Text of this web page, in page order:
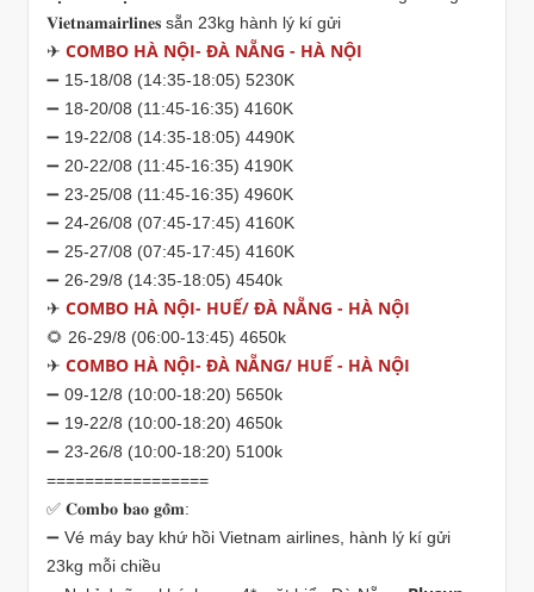
𝐕𝐢𝐞𝐭𝐧𝐚𝐦𝐚𝐢𝐫𝐥𝐢𝐧𝐞𝐬 sẵn 23kg hành lý kí gửi
✈ COMBO HÀ NỘI- ĐÀ NẴNG - HÀ NỘI
➖ 15-18/08 (14:35-18:05) 5230K
➖ 18-20/08 (11:45-16:35) 4160K
➖ 19-22/08 (14:35-18:05) 4490K
➖ 20-22/08 (11:45-16:35) 4190K
➖ 23-25/08 (11:45-16:35) 4960K
➖ 24-26/08 (07:45-17:45) 4160K
➖ 25-27/08 (07:45-17:45) 4160K
➖ 26-29/8 (14:35-18:05) 4540k
✈ COMBO HÀ NỘI- HUẾ/ ĐÀ NẴNG - HÀ NỘI
🌻 26-29/8 (06:00-13:45) 4650k
✈ COMBO HÀ NỘI- ĐÀ NẴNG/ HUẾ - HÀ NỘI
➖ 09-12/8 (10:00-18:20) 5650k
➖ 19-22/8 (10:00-18:20) 4650k
➖ 23-26/8 (10:00-18:20) 5100k
=================
✅ 𝐂𝐨𝐦𝐛𝐨 𝐛𝐚𝐨 𝐠𝐨̂̀𝐦:
➖ Vé máy bay khứ hồi Vietnam airlines, hành lý kí gửi
23kg mỗi chiều